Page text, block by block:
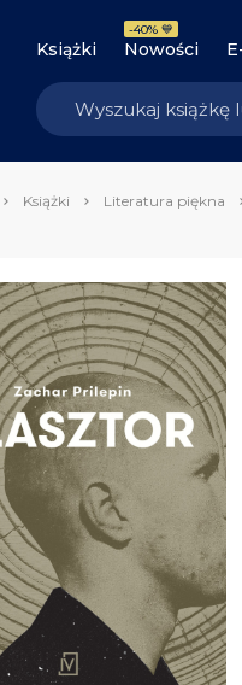
Książki Nowości
-40% 💙
Książki Literatura piękna